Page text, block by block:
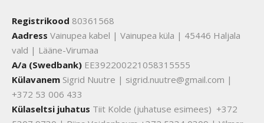
Registrikood 80361568
Aadress Vainupea kabel | Vainupea küla | 45446 Haljala
vald | Lääne-Virumaa
A/a (Swedbank) EE392200221058315555
Külavanem Sigrid Nuutre | sigrid.nuutre@gmail.com |
+372 53 006 433
Külaseltsi juhatus Tiit Kolde (juhatuse esimees) +372